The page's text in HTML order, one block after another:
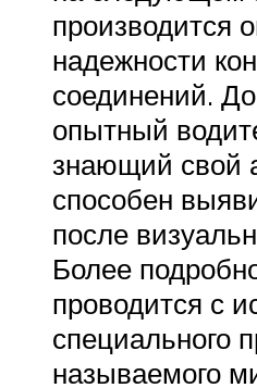
производится
надежности
соединений.
опытный
знающий свой
способен
после
Более
проводится с
специального
называемого